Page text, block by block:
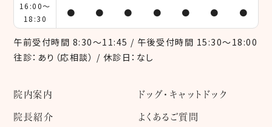
16:00～
18:30
● ● ● ● ● ● ●
午前受付時間 8:30～11:45 / 午後受付時間 15:30～18:00
往診：あり（応相談） / 休診日：なし
院内案内
院長紹介
ドッグ・キャットドック
よくあるご質問